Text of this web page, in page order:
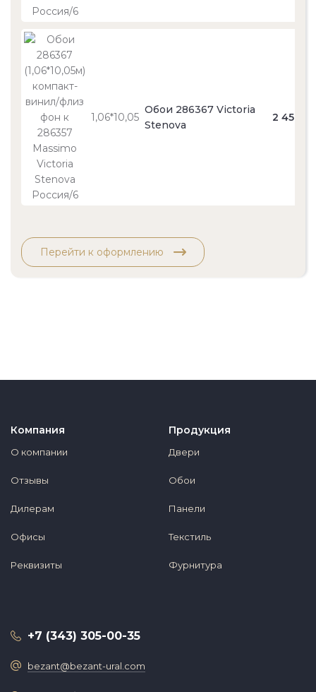
1,06*10,05
Обои 286367 Victoria
Stenova
2 450
Перейти к оформлению
Компания
О компании
Отзывы
Дилерам
Офисы
Реквизиты
Продукция
Двери
Обои
Панели
Текстиль
Фурнитура
+7 (343) 305-00-35
bezant@bezant-ural.com